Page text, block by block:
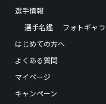
選手情報
選手名鑑
フォトギャ
はじめての方へ
よくある質問
マイページ
キャンペーン